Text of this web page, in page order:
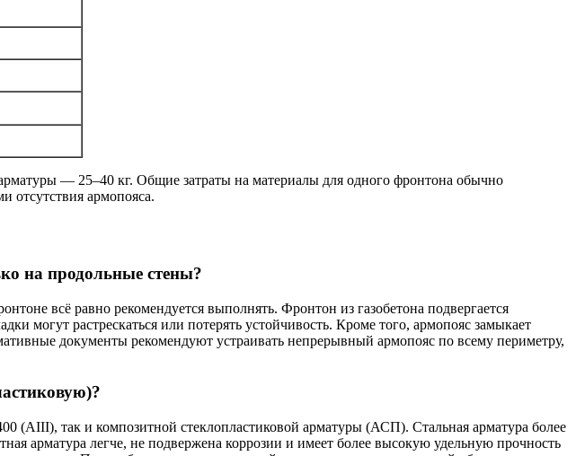
— 25–40 кг. Общие затраты на материалы для одного фронтона обычно
отсутствия армопояса.
на продольные стены?
всё равно рекомендуется выполнять. Фронтон из газобетона подвергается
могут растрескаться или потерять устойчивость. Кроме того, армопояс замыкает
документы рекомендуют устраивать непрерывный армопояс по всему периметру,
(AIII), так и композитной стеклопластиковой арматуры (АСП). Стальная арматура более
арматура легче, не подвержена коррозии и имеет более высокую удельную прочность